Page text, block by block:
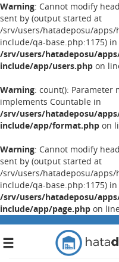
Warning: Cannot modify
sent by (output started at
/srv/users/hatadeposu/
include/qa-base.php:1175) in
/srv/users/hatadeposu/
include/app/users.php on
Warning: count(): Parameter
implements Countable in
/srv/users/hatadeposu/
include/app/format.php on
Warning: Cannot modify
sent by (output started at
/srv/users/hatadeposu/
include/qa-base.php:1175) in
/srv/users/hatadeposu/
include/app/page.php on
Toggle